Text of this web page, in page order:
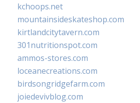
kchoops.net
mountainsideskateshop.com
kirtlandcitytavern.com
301nutritionspot.com
ammos-stores.com
loceanecreations.com
birdsongridgefarm.com
joiedevivblog.com